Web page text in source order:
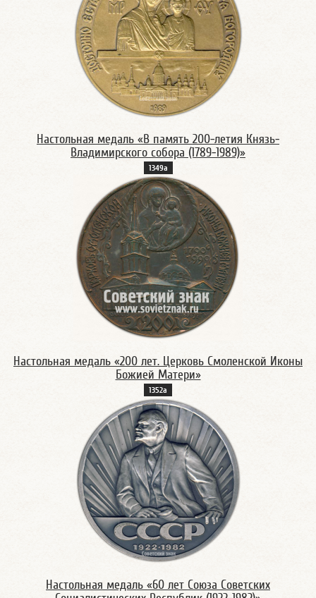
Настольная медаль «В память 200-летия Князь-
Владимирского собора (1789-1989)»
1349а
Настольная медаль «200 лет. Церковь Смоленской Иконы
Божией Матери»
1352а
Настольная медаль «60 лет Союза Советских